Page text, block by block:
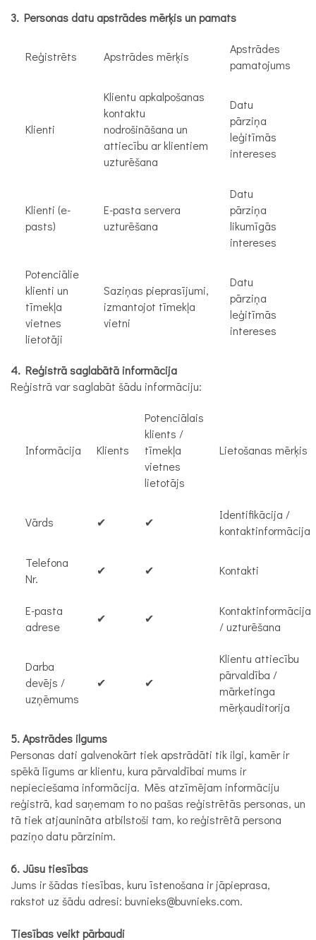
3. Personas datu apstrādes mērķis un pamats
Reģistrēts Apstrādes mērķis
Apstrādes
pamatojums
Klienti
Klientu apkalpošanas
kontaktu
nodrošināšana un
attiecību ar klientiem
uzturēšana
Datu
pārziņa
leģitīmās
intereses
Klienti (e-
pasts)
E-pasta servera
uzturēšana
Datu
pārziņa
likumīgās
intereses
Potenciālie
klienti un
tīmekļa
vietnes
lietotāji
Saziņas pieprasījumi,
izmantojot tīmekļa
vietni
Datu
pārziņa
leģitīmās
intereses
4. Reģistrā saglabātā informācija
Reģistrā var saglabāt šādu informāciju:
Informācija Klients
Potenciālais
klients /
tīmekļa
vietnes
lietotājs
Lietošanas mērķis
Vārds ✔ ✔
Identifikācija /
kontaktinformācija
Telefona
Nr.
✔ ✔ Kontakti
E-pasta
adrese
✔ ✔
Kontaktinformācija
/ uzturēšana
Darba
devējs /
uzņēmums
✔ ✔
Klientu attiecību
pārvaldība /
mārketinga
mērķauditorija
5. Apstrādes ilgums
Personas dati galvenokārt tiek apstrādāti tik ilgi, kamēr ir
spēkā līgums ar klientu, kura pārvaldībai mums ir
nepieciešama informācija. Mēs atzīmējam informāciju
reģistrā, kad saņemam to no pašas reģistrētās personas, un
tā tiek atjaunināta atbilstoši tam, ko reģistrētā persona
paziņo datu pārzinim.
6. Jūsu tiesības
Jums ir šādas tiesības, kuru īstenošana ir jāpieprasa,
rakstot uz šādu adresi: buvnieks@buvnieks.com.
Tiesības veikt pārbaudi